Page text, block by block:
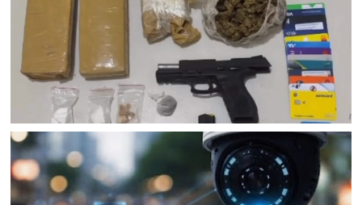
Polícia Civil cumpre mandados de prisão contra esquema
criminoso de agiotagem que movimentou cerca de R$ 10
milhões em Senhor do Bonfim (BA); dois foram presos e
uma mulher é procurada
JUAZEIRO
Confronto na BR 235 resulta na morte de homem com
mandados de prisão em Juazeiro (BA); Rondesp
apreendeu pistola e drogas